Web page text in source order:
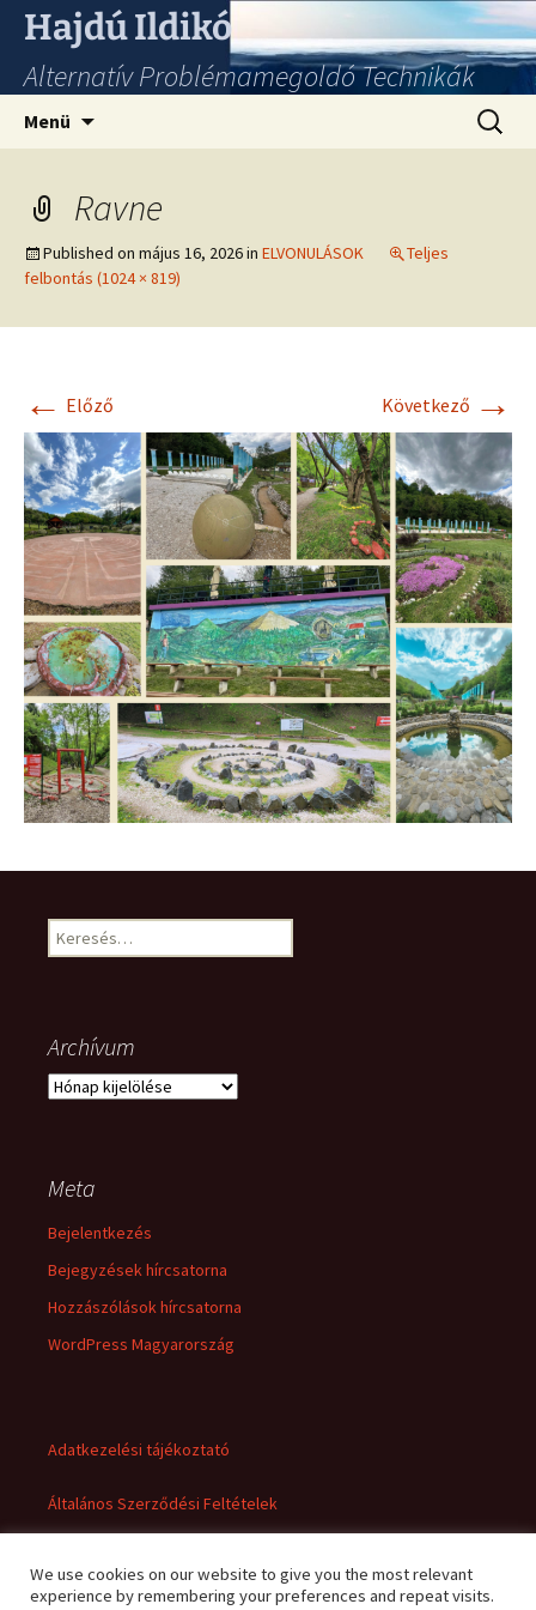
Hajdú Ildikó
Alternatív Problémamegoldó Technikák
Menü
Ravne
Published on május 16, 2026in ELVONULÁSOK
Teljes
felbontás (1024 × 819)
← Előző Következő →
Keresés:
Archívum
Archívum
Meta
Bejelentkezés
Bejegyzések hírcsatorna
Hozzászólások hírcsatorna
WordPress Magyarország
Adatkezelési tájékoztató
Általános Szerződési Feltételek
We use cookies on our website to give you the most relevant
experience by remembering your preferences and repeat visits.